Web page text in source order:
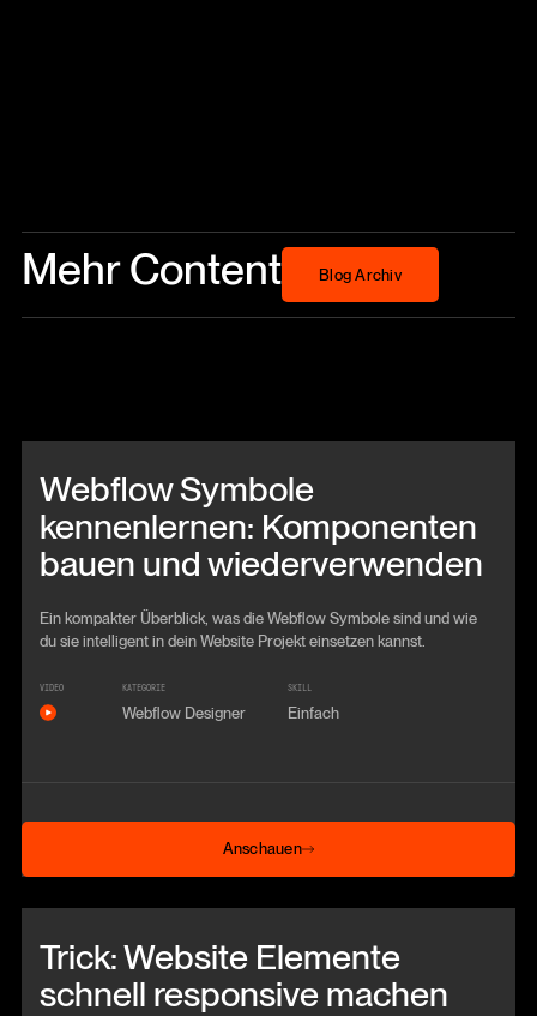
Mehr Content Blog Archiv
Blog Archiv
Webflow Symbole
kennenlernen: Komponenten
bauen und wiederverwenden
Ein kompakter Überblick, was die Webflow Symbole sind und wie
du sie intelligent in dein Website Projekt einsetzen kannst.
VIDEO KATEGORIE
Webflow Designer
SKILL
Einfach
Anschauen
Anschauen
Trick: Website Elemente
schnell responsive machen